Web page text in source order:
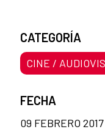
CATEGORÍA
CINE /
FECHA
09 FEBRERO 2017